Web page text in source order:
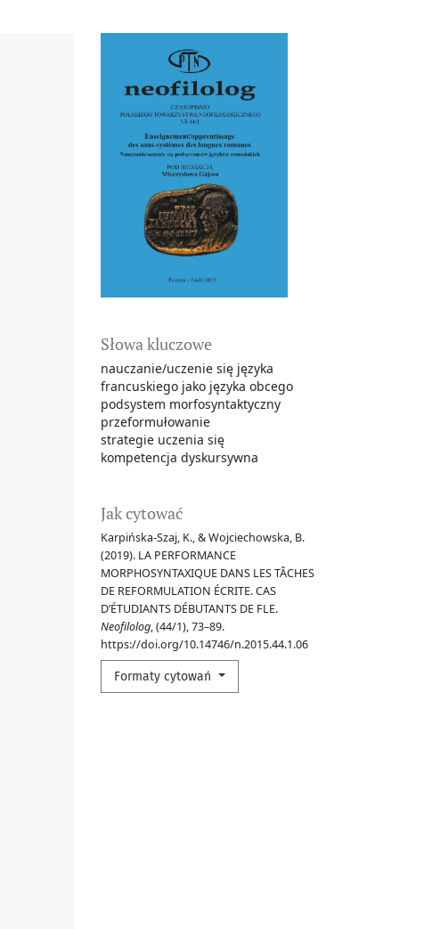
Słowa kluczowe
nauczanie/uczenie się języka
francuskiego jako języka obcego
podsystem morfosyntaktyczny
przeformułowanie
strategie uczenia się
kompetencja dyskursywna
Jak cytować
Karpińska-Szaj, K., & Wojciechowska, B.
(2019). LA PERFORMANCE
MORPHOSYNTAXIQUE DANS LES TÂCHES
DE REFORMULATION ÉCRITE. CAS
D’ÉTUDIANTS DÉBUTANTS DE FLE.
Neofilolog, (44/1), 73–89.
https://doi.org/10.14746/n.2015.44.1.06
Formaty cytowań